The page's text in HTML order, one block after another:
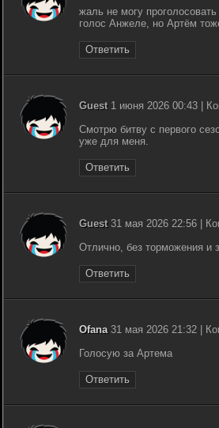
жаль не могу
голос Анжеле, но Артём
Ответить
Guest1 июня 2026 00:43 |
Смотрю битву с первого
уже для меня.
Ответить
Guest31 мая 2026 22:56 |
Отлично, без торможения и
Ответить
Ofana31 мая 2026 21:32 |
Голосую за Артема
Ответить